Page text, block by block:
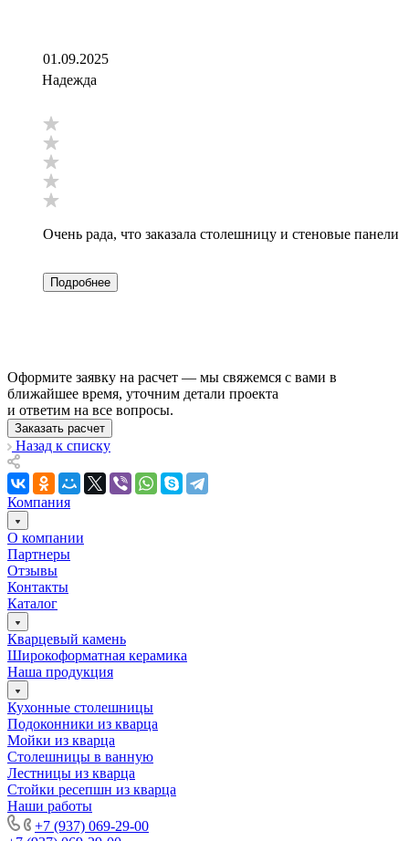
01.09.2025
Надежда
Очень рада, что заказала столешницу и стеновые
Подробнее
Оформите заявку на расчет — мы свяжемся с вами в
ближайшее время, уточним детали проекта
и ответим на все вопросы.
Заказать расчет
Назад к списку
Компания
О компании
Партнеры
Отзывы
Контакты
Каталог
Кварцевый камень
Широкоформатная керамика
Наша продукция
Кухонные столешницы
Подоконники из кварца
Мойки из кварца
Столешницы в ванную
Лестницы из кварца
Стойки ресепшн из кварца
Наши работы
+7 (937) 069-29-00